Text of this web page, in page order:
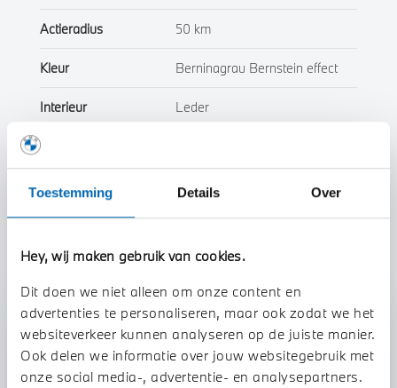
Toestemming Details Over
Hey, wij maken gebruik van cookies.
Dit doen we niet alleen om onze content en
advertenties te personaliseren, maar ook zodat we het
websiteverkeer kunnen analyseren op de juiste manier.
Ook delen we informatie over jouw websitegebruik met
onze social media-, advertentie- en analysepartners.
Uw auto inruilen?
Actieradius 50 km
Kleur Berninagrau Bernstein effect
Interieur Leder
Btw/Marge
Toon alle eigenschappen